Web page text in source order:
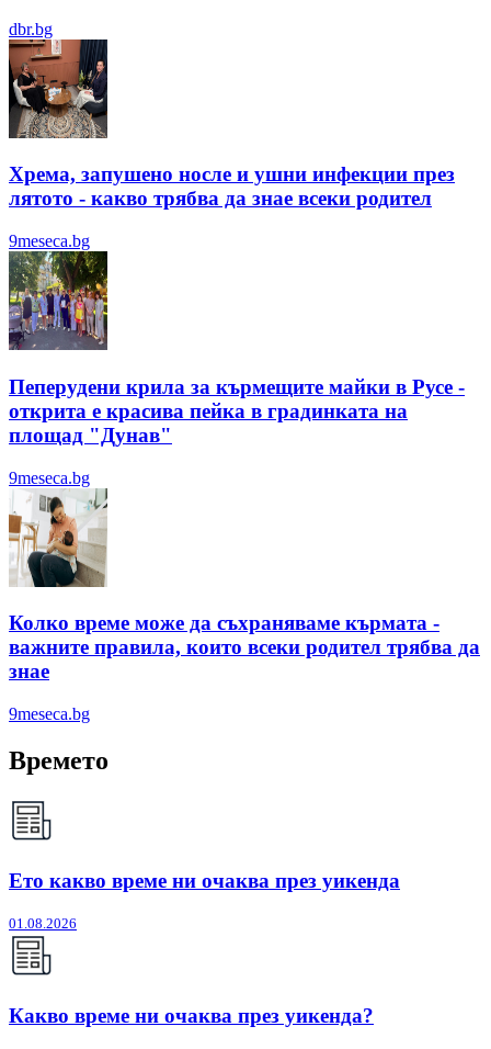
dbr.bg
Хрема, запушено носле и ушни инфекции през
лятотo - какво трябва да знае всеки родител
9meseca.bg
Пеперудени крила за кърмещите майки в Русе -
открита е красива пейка в градинката на
площад "Дунав"
9meseca.bg
Колко време може да съхраняваме кърмата -
важните правила, които всеки родител трябва да
знае
9meseca.bg
Времето
Ето какво време ни очаква през уикенда
01.08.2026
Какво време ни очаква през уикенда?